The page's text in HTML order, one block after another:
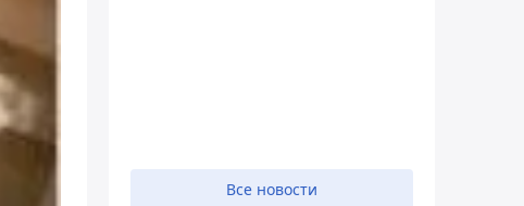
Все новости